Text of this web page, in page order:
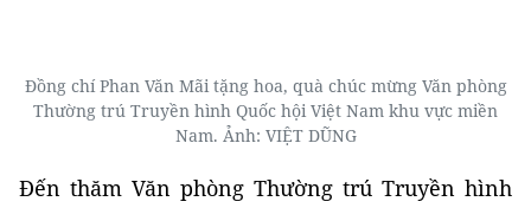
Đồng chí Phan Văn Mãi tặng hoa, quà chúc mừng Văn phòng
Thường trú Truyền hình Quốc hội Việt Nam khu vực miền
Nam. Ảnh: VIỆT DŨNG
Đến thăm Văn phòng Thường trú Truyền hình